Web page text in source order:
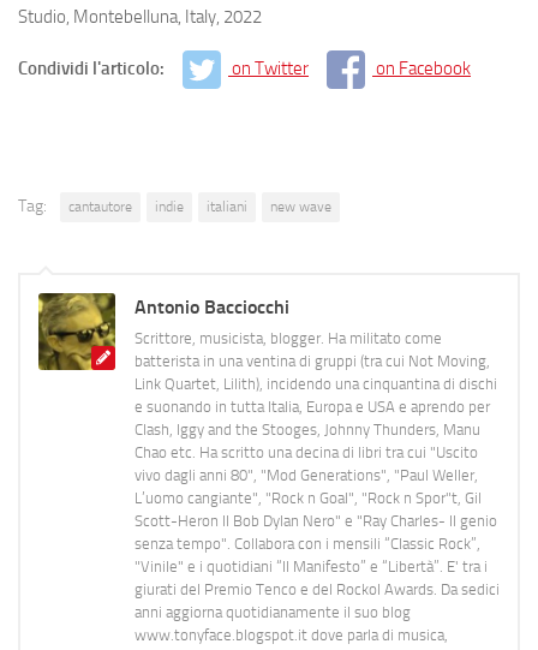
Studio, Montebelluna, Italy, 2022
Condividi l'articolo: on Twitter on Facebook
Tag: cantautore indie italiani new wave
Antonio Bacciocchi
Scrittore, musicista, blogger. Ha militato come
batterista in una ventina di gruppi (tra cui Not Moving,
Link Quartet, Lilith), incidendo una cinquantina di dischi
e suonando in tutta Italia, Europa e USA e aprendo per
Clash, Iggy and the Stooges, Johnny Thunders, Manu
Chao etc. Ha scritto una decina di libri tra cui "Uscito
vivo dagli anni 80", "Mod Generations", "Paul Weller,
L’uomo cangiante", "Rock n Goal", "Rock n Spor"t, Gil
Scott-Heron Il Bob Dylan Nero" e "Ray Charles- Il genio
senza tempo". Collabora con i mensili “Classic Rock”,
"Vinile" e i quotidiani “Il Manifesto” e “Libertà”. E' tra i
giurati del Premio Tenco e del Rockol Awards. Da sedici
anni aggiorna quotidianamente il suo blog
www.tonyface.blogspot.it dove parla di musica,